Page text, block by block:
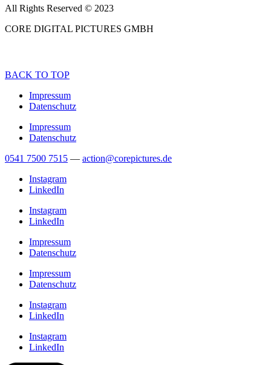
All Rights Reserved © 2023
CORE DIGITAL PICTURES GMBH
BACK TO TOP
Impressum
Datenschutz
Impressum
Datenschutz
0541 7500 7515 — action@corepictures.de
Instagram
LinkedIn
Instagram
LinkedIn
Impressum
Datenschutz
Impressum
Datenschutz
Instagram
LinkedIn
Instagram
LinkedIn